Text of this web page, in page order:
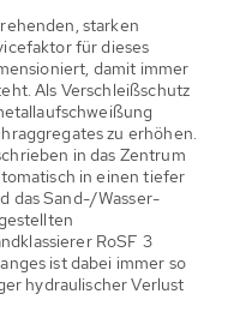
starken
für dieses
damit immer
Als Verschleißschutz
zu erhöhen.
in das Zentrum
in einen tiefer
das Sand-/Wasser-
RoSF 3
ist dabei immer so
hydraulischer Verlust